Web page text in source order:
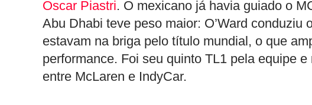
Oscar Piastri. O mexicano já havia guiado o
Abu Dhabi teve peso maior: O’Ward conduziu
estavam na briga pelo título mundial, o que
performance. Foi seu quinto TL1 pela equipe
entre McLaren e IndyCar.